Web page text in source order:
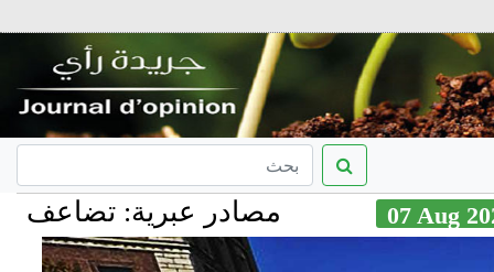
مصادر عبرية: تضاعف معدل